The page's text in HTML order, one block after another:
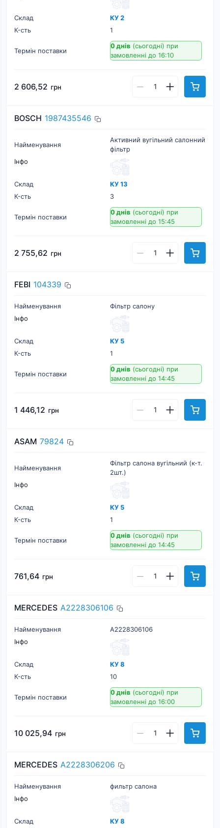
Склад
КУ 2
К-cть
1
Термін поставки
0 днів (сьогодні) при
замовленні до 16:10
2 606,52 грн
BOSCH 1987435546
Найменування
Активний вугільний салонний
фільтр
Інфо
Склад
КУ 13
К-cть
3
Термін поставки
0 днів (сьогодні) при
замовленні до 15:45
2 755,62 грн
FEBI 104339
Найменування
Фільтр салону
Інфо
Склад
КУ 5
К-cть
1
Термін поставки
0 днів (сьогодні) при
замовленні до 14:45
1 446,12 грн
ASAM 79824
Найменування
Фільтр салона вугільний (к-т.
2шт.)
Інфо
Склад
КУ 5
К-cть
1
Термін поставки
0 днів (сьогодні) при
замовленні до 14:45
761,64 грн
MERCEDES A2228306106
Найменування
A2228306106
Інфо
Склад
КУ 8
К-cть
10
Термін поставки
0 днів (сьогодні) при
замовленні до 16:00
10 025,94 грн
MERCEDES A2228306206
Найменування
фильтр салона
Інфо
Склад КУ 8